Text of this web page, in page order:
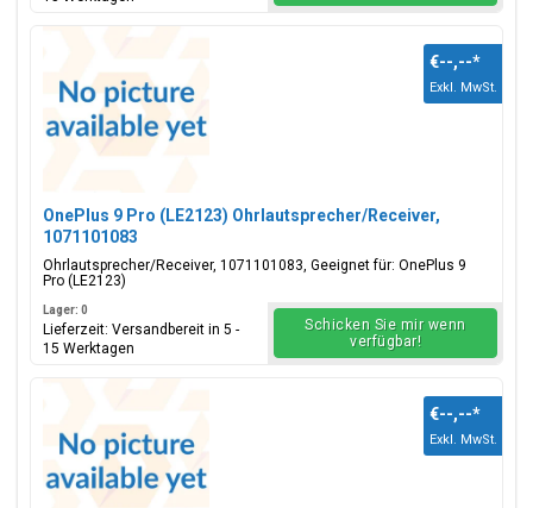
OnePlus 9 Pro (LE2123) Ohrlautsprecher/Receiver,
1071101083
Ohrlautsprecher/Receiver, 1071101083, Geeignet für: OnePlus 9
Pro (LE2123)
€--,--*
Exkl. MwSt.
Lager: 0
Lieferzeit: Versandbereit in 5 -
15 Werktagen
Schicken Sie mir wenn
verfügbar!
€--,--*
Exkl. MwSt.